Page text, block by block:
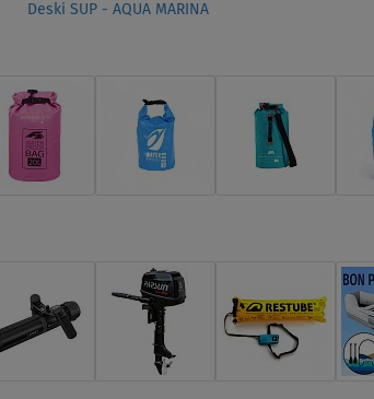
Deski SUP - AQUA MARINA